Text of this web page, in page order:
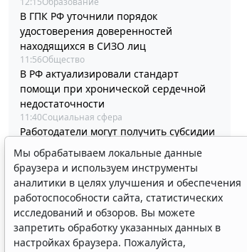
В ГПК РФ уточнили порядок
удостоверения доверенностей
находящихся в СИЗО лиц
11:56Общество
В РФ актуализировали стандарт
помощи при хронической сердечной
недостаточности
11:40Социальная сфера
Работодатели могут получить субсидии
при трудоустройстве одиноких
родителей
10:54Труд
Процедуру заключения контракта по
итогам электронного запроса
котировок уточнят
10:32Бизнес
В РФ выпустили методичку по
Мы обрабатываем локальные данные
браузера и используем инструменты
аналитики в целях улучшения и обеспечения
работоспособности сайта, статистических
исследований и обзоров. Вы можете
запретить обработку указанных данных в
настройках браузера. Пожалуйста,